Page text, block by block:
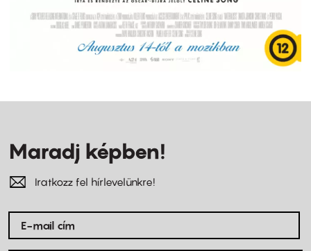
Maradj képben!
Iratkozz fel hírlevelünkre!